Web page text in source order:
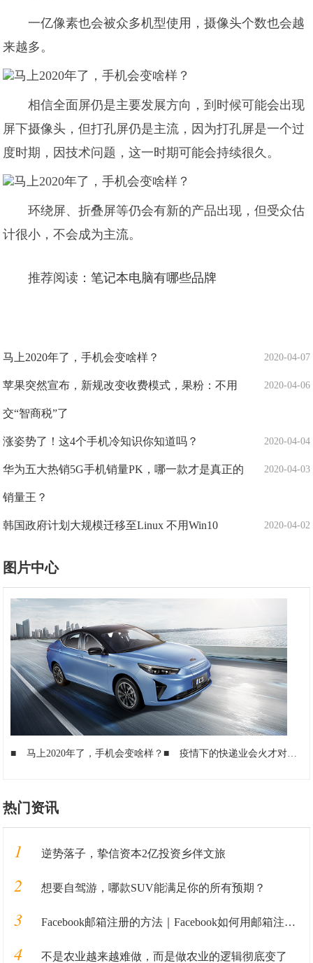
一亿像素也会被众多机型使用，摄像头个数也会越
来越多。
相信全面屏仍是主要发展方向，到时候可能会出现
屏下摄像头，但打孔屏仍是主流，因为打孔屏是一个过
度时期，因技术问题，这一时期可能会持续很久。
环绕屏、折叠屏等仍会有新的产品出现，但受众估
计很小，不会成为主流。
推荐阅读：笔记本电脑有哪些品牌
2020-04-07
马上2020年了，手机会变啥样？
2020-04-06
苹果突然宣布，新规改变收费模式，果粉：不用
交“智商税”了
2020-04-04
涨姿势了！这4个手机冷知识你知道吗？
2020-04-03
华为五大热销5G手机销量PK，哪一款才是真正的
销量王？
2020-04-02
韩国政府计划大规模迁移至Linux 不用Win10
图片中心
■ 马上2020年了，手机会变啥样？■ 疫情下的快递业会火才对，刘强东为何说只有2家存活？
热门资讯
1 逆势落子，挚信资本2亿投资乡伴文旅
2 想要自驾游，哪款SUV能满足你的所有预期？
3 Facebook邮箱注册的方法｜Facebook如何用邮箱注册的教程全解析
4 不是农业越来越难做，而是做农业的逻辑彻底变了